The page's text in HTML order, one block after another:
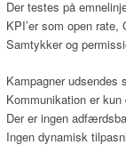
Der testes på
KPI’er som open
Samtykker og
Kampagner udsendes
Kommunikation er
Der er ingen
Ingen dynamisk